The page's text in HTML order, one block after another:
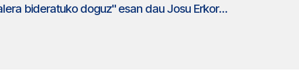
"Ertzaintzaren LEP barriko 100 lanpostuak trafikora eta ikerketa kriminalera bideratuko doguz" esan dau Josu Erkorekak